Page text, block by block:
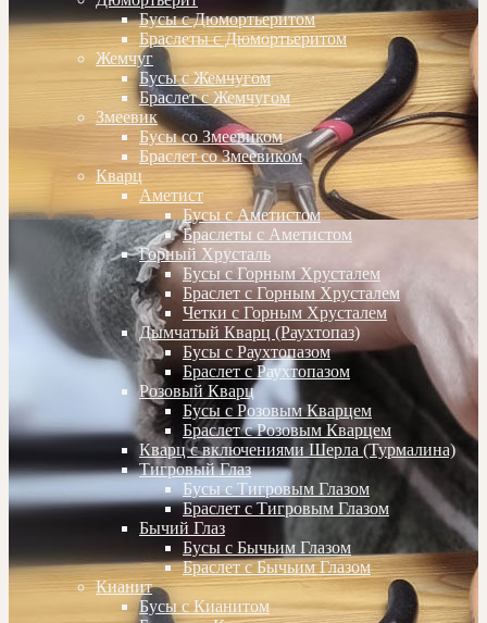
Бусы с Дюмортьеритом
Браслеты с Дюмортьеритом
Жемчуг
Бусы с Жемчугом
Браслет с Жемчугом
Змеевик
Бусы со Змеевиком
Браслет со Змеевиком
Кварц
Аметист
Бусы с Аметистом
Браслеты с Аметистом
Горный Хрусталь
Бусы с Горным Хрусталем
Браслет с Горным Хрусталем
Четки с Горным Хрусталем
Дымчатый Кварц (Раухтопаз)
Бусы с Раухтопазом
Браслет с Раухтопазом
Розовый Кварц
Бусы с Розовым Кварцем
Браслет с Розовым Кварцем
Кварц с включениями Шерла (Турмалина)
Тигровый Глаз
Бусы с Тигровым Глазом
Браслет с Тигровым Глазом
Бычий Глаз
Бусы с Бычьим Глазом
Браслет с Бычьим Глазом
Кианит
Бусы с Кианитом